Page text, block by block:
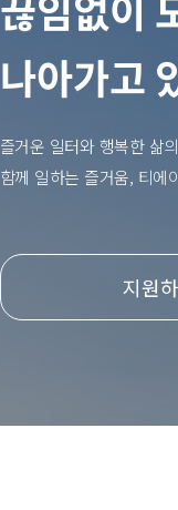
나아가고
즐거운 일터와 행복한 삶
함께 일하는 즐거움, 티에
지원